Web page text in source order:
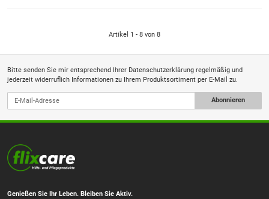
Artikel 1 - 8 von 8
Bitte senden Sie mir entsprechend Ihrer Datenschutzerklärung regelmäßig und
jederzeit widerruflich Informationen zu Ihrem Produktsortiment per E-Mail zu.
Abonnieren
Genießen Sie Ihr Leben. Bleiben Sie Aktiv.